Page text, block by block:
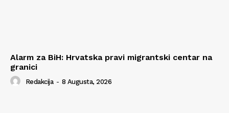
Alarm za BiH: Hrvatska pravi migrantski centar na
granici
Redakcija - 8 Augusta, 2026